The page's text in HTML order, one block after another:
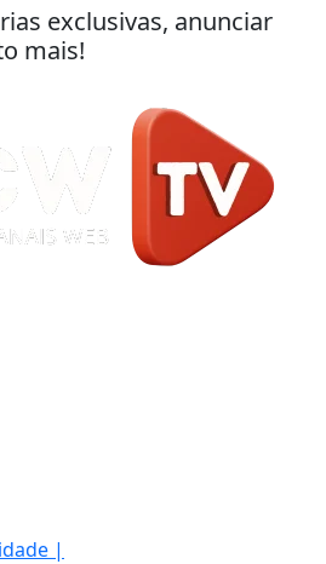
exclusivas, anunciar
mais!
|